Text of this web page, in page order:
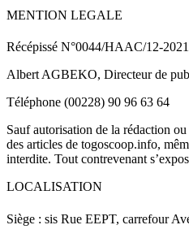
MENTION LEGALE
Récépissé N°0044/HAAC/12-
Albert AGBEKO, Directeur de
Téléphone (00228) 90 96 63 64
Sauf autorisation de la rédaction
des articles de togoscoop.info,
interdite. Tout contrevenant
LOCALISATION
Siège : sis Rue EEPT, carrefour